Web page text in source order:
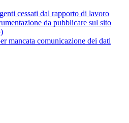
cessati dal rapporto di lavoro
da pubblicare sul sito
mancata comunicazione dei dati